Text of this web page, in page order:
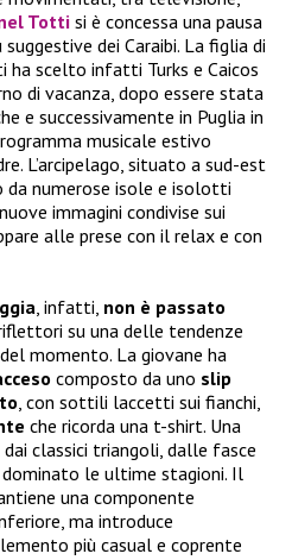
Tottisi è concessa una pausa
dei Caraibi. La figlia di
ha scelto infatti Turks e Caicos
di vacanza, dopo essere stata
e successivamente in Puglia in
musicale estivo
L’arcipelago, situato a sud-est
da numerose isole e isolotti
immagini condivise sui
alle prese con il relax e con
, infatti, non è passato
su una delle tendenze
momento. La giovane ha
composto da uno slip
, con sottili laccetti sui fianchi,
che ricorda una t-shirt. Una
classici triangoli, dalle fasce
dominato le ultime stagioni. Il
una componente
ma introduce
più casual e coprente